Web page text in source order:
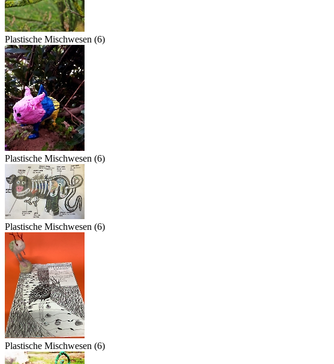
Plastische Mischwesen (6)
Plastische Mischwesen (6)
Plastische Mischwesen (6)
Plastische Mischwesen (6)